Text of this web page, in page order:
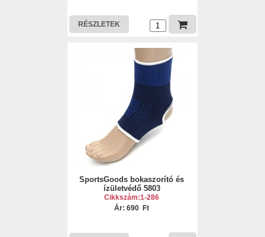
RÉSZLETEK
SportsGoods bokaszorító és
ízületvédő 5803
Cikkszám:1-286
Ár: 690 Ft